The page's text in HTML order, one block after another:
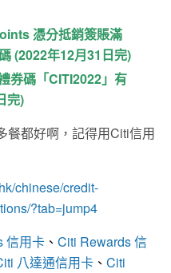
憑分抵銷簽賬滿
(2022年12月31日完)
券碼「CITI2022」有
完)
餐都好啊，記得用Citi信用
chinese/credit-
?tab=jump4
信用卡 、 Citi Rewards 信
八達通信用卡 、 Citi